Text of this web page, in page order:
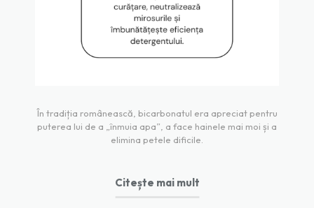
În tradiția românească, bicarbonatul era apreciat pentru
puterea lui de a „înmuia apa”, a face hainele mai moi și a
elimina petele dificile.
Citește mai mult